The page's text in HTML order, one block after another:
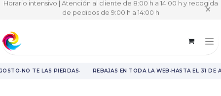
Horario intensivo | Atención al cliente de 8:00 h a 14:00 h y recogida
de pedidos de 9:00 h a 14:00 h
✕
·NO TE LAS PIERDAS· REBAJAS EN TODA LA WEB· HASTA EL 31 DE